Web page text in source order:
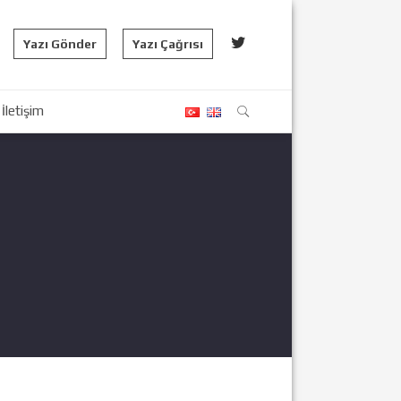
Yazı Gönder Yazı Çağrısı
İletişim